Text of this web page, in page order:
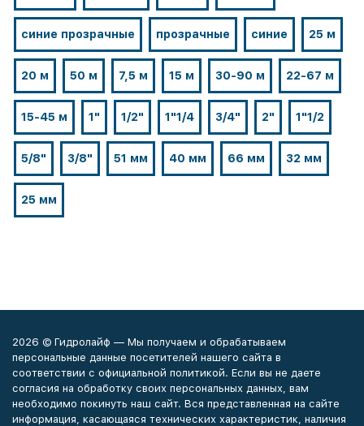
синие прозрачные прозрачные синие 25 м
20 м 50 м 7,5 м 15 м 30-90 м 22-67 м
15-45 м 1" 1/2" 1"1/4 3/4" 2" 1"1/2
5/8" 3/8" 51 мм 40 мм 66 мм 32 мм
25 мм
2026 © Гидролайф — Мы получаем и обрабатываем
персональные данные посетителей нашего сайта в
соответствии с официальной политикой. Если вы не даете
согласия на обработку своих персональных данных, вам
необходимо покинуть наш сайт. Вся представленная на сайте
информация, касающаяся технических характеристик, наличия